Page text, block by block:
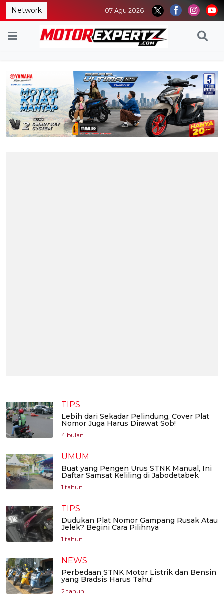
Network 07 Agu 2026
TIPS
Lebih dari Sekadar Pelindung, Cover Plat
Nomor Juga Harus Dirawat Sob!
4 bulan
UMUM
Buat yang Pengen Urus STNK Manual, Ini
Daftar Samsat Keliling di Jabodetabek
1 tahun
TIPS
Dudukan Plat Nomor Gampang Rusak Atau
Jelek? Begini Cara Pilihnya
1 tahun
NEWS
Perbedaan STNK Motor Listrik dan Bensin
yang Bradsis Harus Tahu!
2 tahun